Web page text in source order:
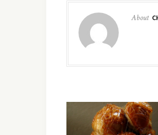
About